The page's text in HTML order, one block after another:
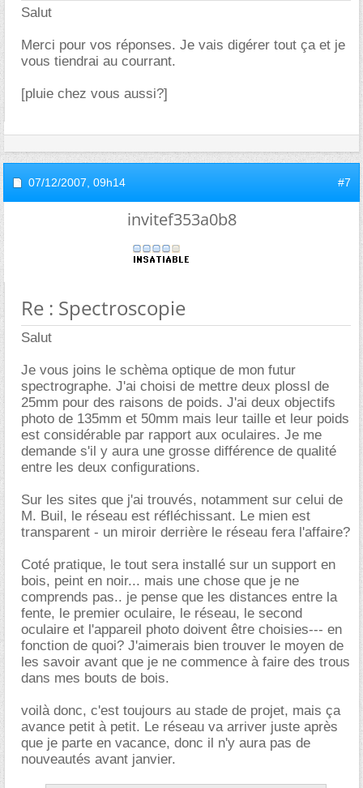
Salut
Merci pour vos réponses. Je vais digérer tout ça et je
vous tiendrai au courrant.
[pluie chez vous aussi?]
07/12/2007, 09h14 #7
invitef353a0b8
Re : Spectroscopie
Salut
Je vous joins le schèma optique de mon futur
spectrographe. J'ai choisi de mettre deux plossl de
25mm pour des raisons de poids. J'ai deux objectifs
photo de 135mm et 50mm mais leur taille et leur poids
est considérable par rapport aux oculaires. Je me
demande s'il y aura une grosse différence de qualité
entre les deux configurations.
Sur les sites que j'ai trouvés, notamment sur celui de
M. Buil, le réseau est réfléchissant. Le mien est
transparent - un miroir derrière le réseau fera l'affaire?
Coté pratique, le tout sera installé sur un support en
bois, peint en noir... mais une chose que je ne
comprends pas.. je pense que les distances entre la
fente, le premier oculaire, le réseau, le second
oculaire et l'appareil photo doivent être choisies--- en
fonction de quoi? J'aimerais bien trouver le moyen de
les savoir avant que je ne commence à faire des trous
dans mes bouts de bois.
voilà donc, c'est toujours au stade de projet, mais ça
avance petit à petit. Le réseau va arriver juste après
que je parte en vacance, donc il n'y aura pas de
nouveautés avant janvier.